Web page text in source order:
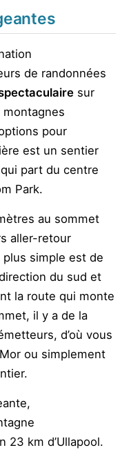
de randonnées
sur
montagnes
pour
est un sentier
part du centre
Park.
au sommet
aller-retour
plus simple est de
du sud et
la route qui monte
il y a de la
d’où vous
ou simplement
23 km d’Ullapool.